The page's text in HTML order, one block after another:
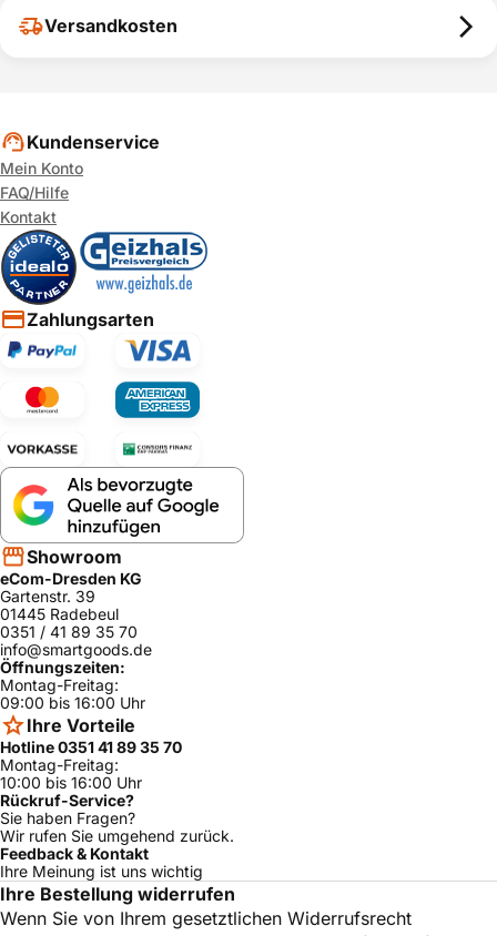
Versandkosten
Kundenservice
Mein Konto
FAQ/Hilfe
Kontakt
Zahlungsarten
Showroom
eCom-Dresden KG
Gartenstr. 39
01445 Radebeul
0351 / 41 89 35 70
info@smartgoods.de
Öffnungszeiten:
Montag-Freitag:
09:00 bis 16:00 Uhr
Ihre Vorteile
Hotline 0351 41 89 35 70
Montag-Freitag:
10:00 bis 16:00 Uhr
Rückruf-Service?
Sie haben Fragen?
Wir rufen Sie umgehend zurück.
Feedback & Kontakt
Ihre Meinung ist uns wichtig
Ihre Bestellung widerrufen
Wenn Sie von Ihrem gesetztlichen Widerrufsrecht